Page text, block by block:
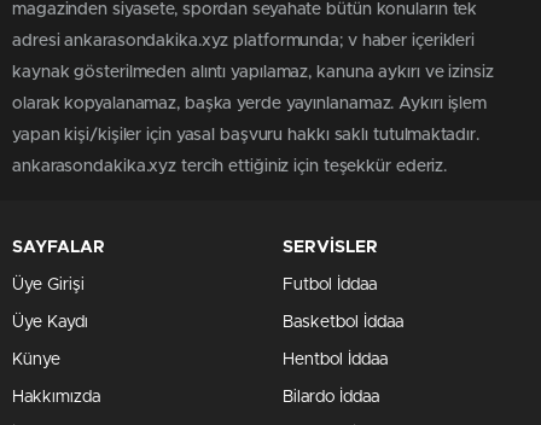
magazinden siyasete, spordan seyahate bütün konuların tek
adresi ankarasondakika.xyz platformunda; v haber içerikleri
kaynak gösterilmeden alıntı yapılamaz, kanuna aykırı ve izinsiz
olarak kopyalanamaz, başka yerde yayınlanamaz. Aykırı işlem
yapan kişi/kişiler için yasal başvuru hakkı saklı tutulmaktadır.
ankarasondakika.xyz tercih ettiğiniz için teşekkür ederiz.
SAYFALAR
Üye Girişi
Üye Kaydı
Künye
Hakkımızda
SERVİSLER
Futbol İddaa
Basketbol İddaa
Hentbol İddaa
Bilardo İddaa